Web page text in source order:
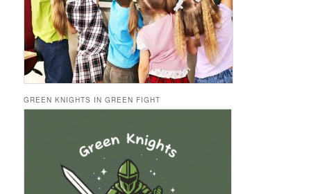
GREEN KNIGHTS IN GREEN FIGHT